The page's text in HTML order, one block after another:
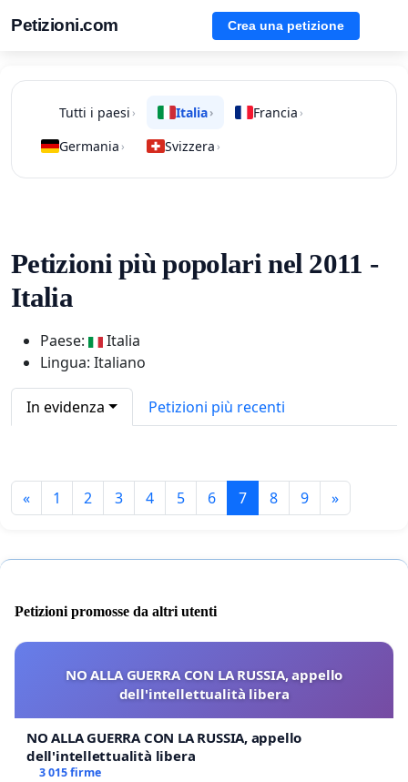
Petizioni.com Crea una petizione
Tutti i paesi › Italia› Francia ›
Germania › Svizzera ›
Petizioni più popolari nel 2011 -
Italia
Paese:
Italia
Lingua: Italiano
In evidenza Petizioni più recenti
« 1 2 3 4 5 6 7 8 9 »
Petizioni promosse da altri utenti
NO ALLA GUERRA CON LA RUSSIA, appello
dell'intellettualità libera
NO ALLA GUERRA CON LA RUSSIA, appello
dell'intellettualità libera
3 015 firme